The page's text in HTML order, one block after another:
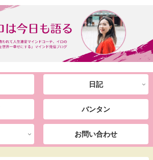
日記
バンタン
お問い合わせ